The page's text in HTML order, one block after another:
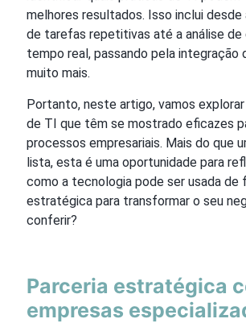
melhores resultados. Isso inclui desde
de tarefas repetitivas até a análise de
tempo real, passando pela integração
muito mais.
Portanto, neste artigo, vamos
de TI que têm se mostrado eficazes
processos empresariais. Mais do que
lista, esta é uma oportunidade para
como a tecnologia pode ser usada de
estratégica para transformar o seu
conferir?
Parceria estratégica
empresas